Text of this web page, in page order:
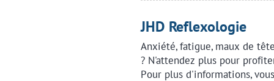
JHD Reflexologie
Anxiété, fatigue, maux de
? N'attendez plus pour
Pour plus d'informations,